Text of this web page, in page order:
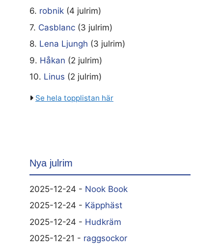
6. robnik (4 julrim)
7. Casblanc (3 julrim)
8. Lena Ljungh (3 julrim)
9. Håkan (2 julrim)
10. Linus (2 julrim)
Se hela topplistan här
Nya julrim
2025-12-24 - Nook Book
2025-12-24 - Käpphäst
2025-12-24 - Hudkräm
2025-12-21 - raggsockor